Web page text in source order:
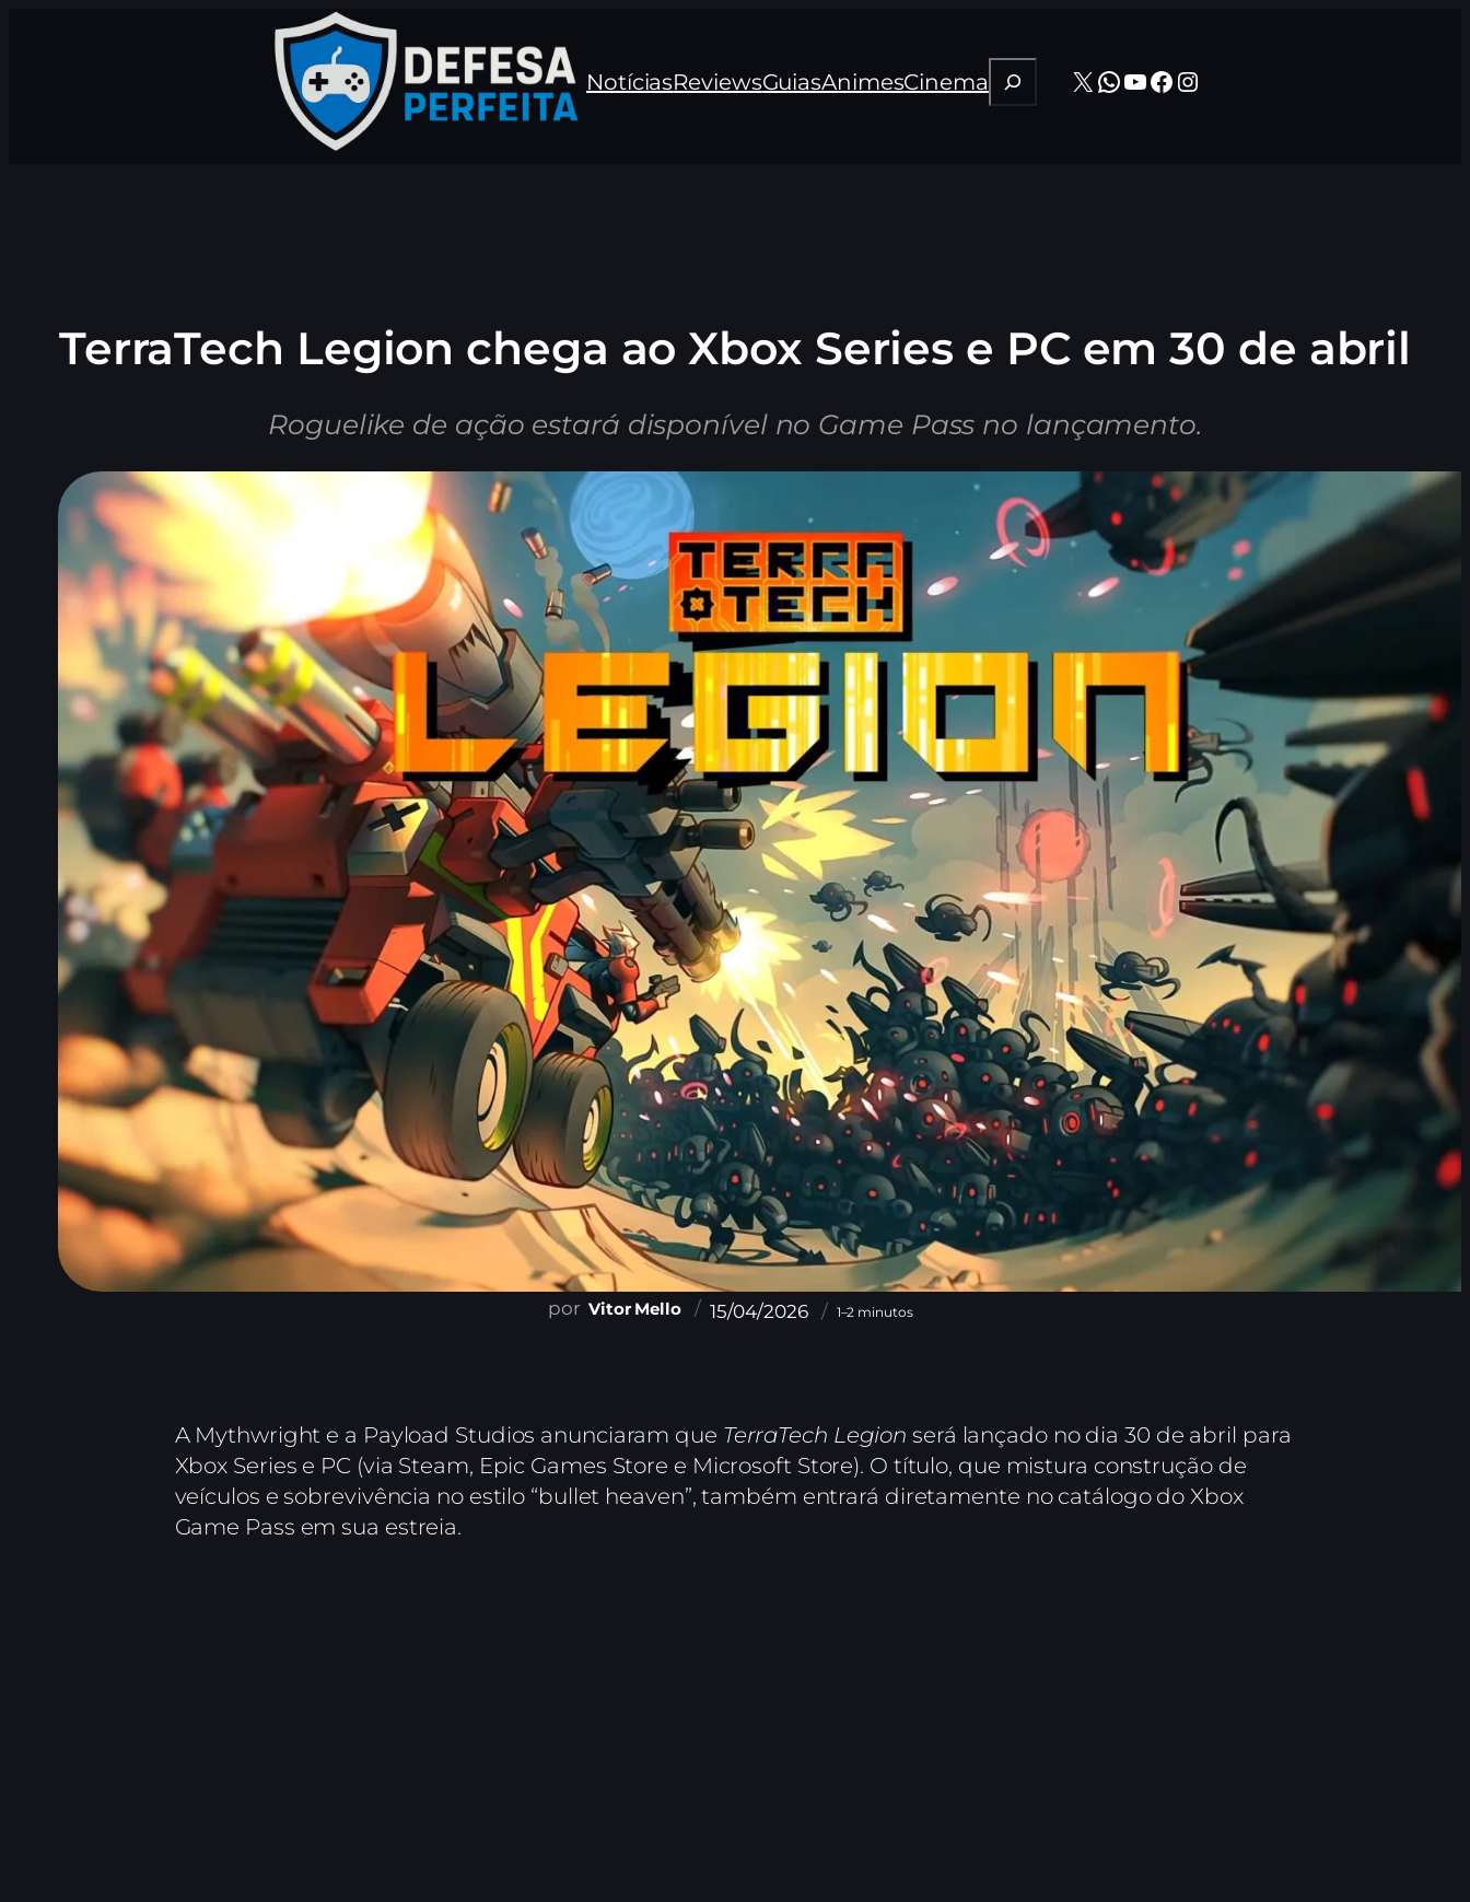
NotíciasReviewsGuiasAnimesCinema Pesquisar
X WhatsApp
Youtube
Facebook
Instagram
TerraTech Legion chega ao Xbox Series e PC em 30 de abril
Roguelike de ação estará disponível no Game Pass no lançamento.
Vitor Mello 15/04/2026 1–2 minutos
A Mythwright e a Payload Studios anunciaram que TerraTech Legion será lançado no dia 30 de abril para
Xbox Series e PC (via Steam, Epic Games Store e Microsoft Store). O título, que mistura construção de
veículos e sobrevivência no estilo “bullet heaven”, também entrará diretamente no catálogo do Xbox
Game Pass em sua estreia.